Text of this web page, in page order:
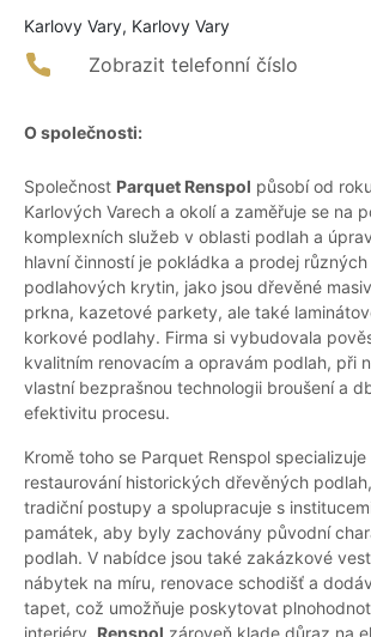
Karlovy Vary, Karlovy Vary
Zobrazit telefonní číslo
O společnosti:
Společnost Parquet Renspol působí od
Karlových Varech a okolí a zaměřuje se na
komplexních služeb v oblasti podlah a
hlavní činností je pokládka a prodej
podlahových krytin, jako jsou dřevěné
prkna, kazetové parkety, ale také
korkové podlahy. Firma si vybudovala
kvalitním renovacím a opravám podlah, při
vlastní bezprašnou technologii broušení a
efektivitu procesu.
Kromě toho se Parquet Renspol specializuje
restaurování historických dřevěných
tradiční postupy a spolupracuje s
památek, aby byly zachovány původní
podlah. V nabídce jsou také zakázkové
nábytek na míru, renovace schodišť a
tapet, což umožňuje poskytovat
interiéry. Renspol zároveň klade důraz na